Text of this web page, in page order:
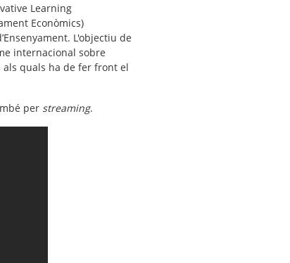
Learning
Econòmics)
L'objectiu de
internacional sobre
als quals ha de fer front el
per streaming.